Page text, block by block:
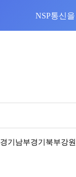
경기남부경기북부강원